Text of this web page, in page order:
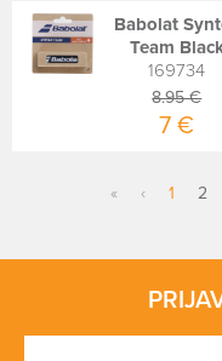
Babolat
Team
169734
8.95 €
7 €
« ‹ 1 2